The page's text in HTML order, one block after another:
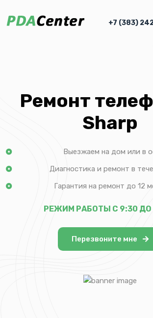
+7 (383)
Ремонт
Sharp
Выезжаем на дом или в
Диагностика и ремонт в
Гарантия на ремонт до 12
РЕЖИМ РАБОТЫ С 9:30 ДО
Перезвоните мне